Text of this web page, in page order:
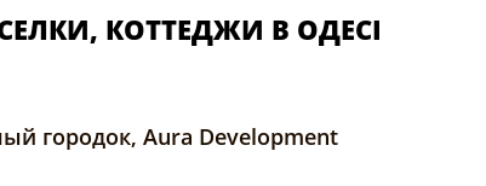
КОТТЕДЖИ В ОДЕСІ
городок, Aura Development